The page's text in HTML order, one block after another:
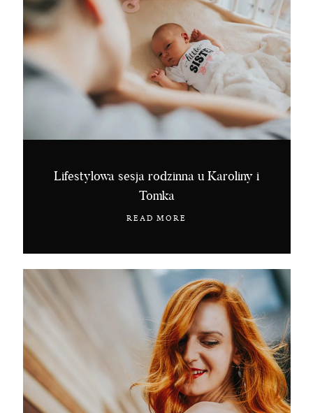
Lifestylowa sesja rodzinna u Karoliny i
Tomka
READ MORE